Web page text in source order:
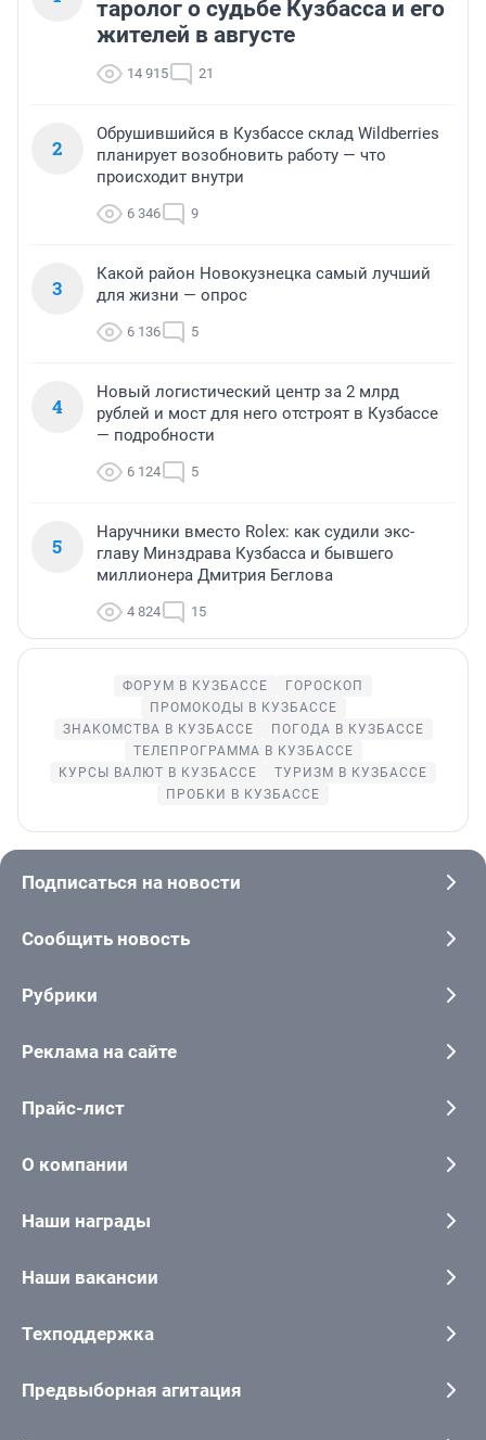
таролог о судьбе Кузбасса и его
жителей в августе
14 915 21
2
Обрушившийся в Кузбассе склад Wildberries
планирует возобновить работу — что
происходит внутри
6 346 9
3
Какой район Новокузнецка самый лучший
для жизни — опрос
6 136 5
4
Новый логистический центр за 2 млрд
рублей и мост для него отстроят в Кузбассе
— подробности
6 124 5
5
Наручники вместо Rolex: как судили экс-
главу Минздрава Кузбасса и бывшего
миллионера Дмитрия Беглова
4 824 15
ФОРУМ В КУЗБАССЕ
ГОРОСКОП
ПРОМОКОДЫ В КУЗБАССЕ
ЗНАКОМСТВА В КУЗБАССЕ
ПОГОДА В КУЗБАССЕ
ТЕЛЕПРОГРАММА В КУЗБАССЕ
КУРСЫ ВАЛЮТ В КУЗБАССЕ
ТУРИЗМ В КУЗБАССЕ
ПРОБКИ В КУЗБАССЕ
Подписаться на новости
Сообщить новость
Рубрики
Реклама на сайте
Прайс-лист
О компании
Наши награды
Наши вакансии
Техподдержка
Предвыборная агитация